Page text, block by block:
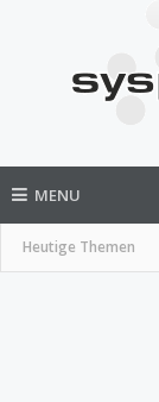
MENU
Heutige Themen